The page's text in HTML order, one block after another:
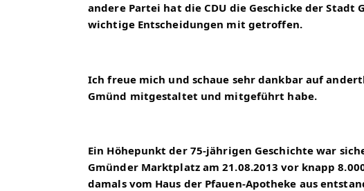
andere Partei hat die CDU die Geschicke der
wichtige Entscheidungen mit getroffen.
Ich freue mich und schaue sehr dankbar auf
Gmünd mitgestaltet und mitgeführt habe.
Ein Höhepunkt der 75-jährigen Geschichte war
Gmünder Marktplatz am 21.08.2013 vor knapp
damals vom Haus der Pfauen-Apotheke aus